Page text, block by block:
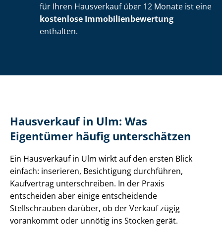
für Ihren Hausverkauf über 12 Monate ist eine
kostenlose Im­mo­bi­li­en­be­wer­tung
enthalten.
Hausverkauf in Ulm: Was
Eigentümer häufig unterschätzen
Ein Hausverkauf in Ulm wirkt auf den ersten Blick
einfach: inserieren, Besichtigung durchführen,
Kaufvertrag unterschreiben. In der Praxis
entscheiden aber einige entscheidende
Stellschrauben darüber, ob der Verkauf zügig
vorankommt oder unnötig ins Stocken gerät.